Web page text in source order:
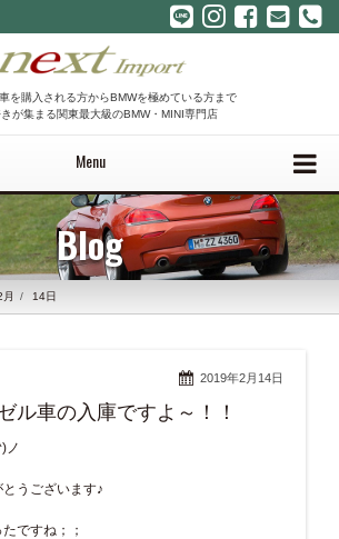
を購入される方からBMWを極めている方まで
が集まる関東最大級のBMW・MINI専門店
Menu
Blog
月 14日
2019年2月14日
ル車の入庫ですよ～！！
ノ
うございます♪
ですね；；